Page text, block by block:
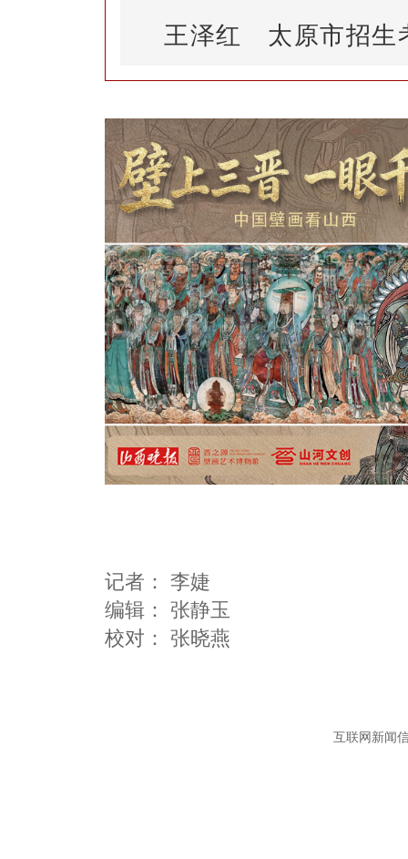
王泽红 太原市招生
记者： 李婕
编辑： 张静玉
互联网新闻